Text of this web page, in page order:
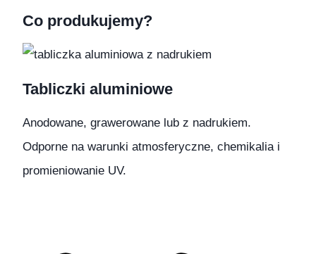
Co produkujemy?
Tabliczki aluminiowe
Anodowane, grawerowane lub z nadrukiem.
Odporne na warunki atmosferyczne, chemikalia i
promieniowanie UV.